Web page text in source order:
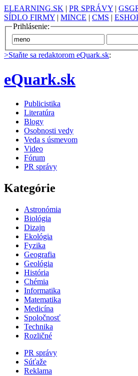
ELEARNING.SK | PR SPRÁVY |
SÍDLO FIRMY | MINCE | CMS |
Prihlásenie:
>Staňte sa redaktorom eQuark.sk:
eQuark.sk
Publicistika
Literatúra
Blogy
Osobnosti vedy
Veda s úsmevom
Video
Fórum
PR správy
Kategórie
Astronómia
Biológia
Dizajn
Ekológia
Fyzika
Geografia
Geológia
História
Chémia
Informatika
Matematika
Medicína
Spoločnosť
Technika
Rozličné
PR správy
Súťaže
Reklama